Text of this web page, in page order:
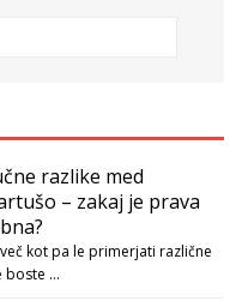
razlike med
– zakaj je prava
kot pa le primerjati različne
boste …